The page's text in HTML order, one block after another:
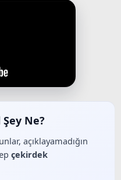
Ne?
açıklayamadığın
çekirdek